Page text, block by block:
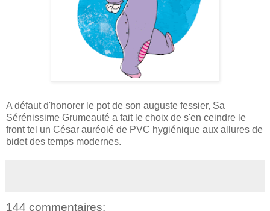
A défaut d'honorer le pot de son auguste fessier, Sa
Sérénissime Grumeauté a fait le choix de s'en ceindre le
front tel un César auréolé de PVC hygiénique aux allures de
bidet des temps modernes.
144 commentaires: